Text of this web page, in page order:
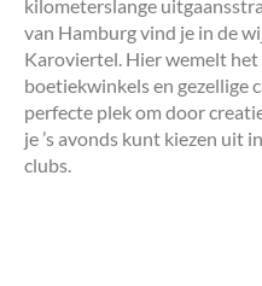
kilometerslange
van Hamburg vind je in de
Karoviertel. Hier wemelt
boetiekwinkels en gezellige
perfecte plek om door
je ’s avonds kunt kiezen uit
clubs.